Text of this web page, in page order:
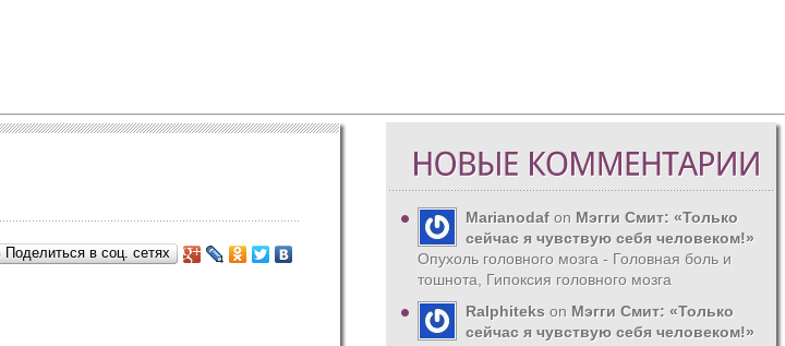
Поделиться в соц. сетях
Marianodafon Мэгги Смит: «Только
сейчас я чувствую себя человеком!»
Опухоль головного мозга - Головная боль и
тошнота, Гипоксия головного мозга
Ralphiteks on Мэгги Смит: «Только
сейчас я чувствую себя человеком!»